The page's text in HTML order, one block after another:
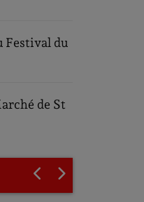
Festival du
de St